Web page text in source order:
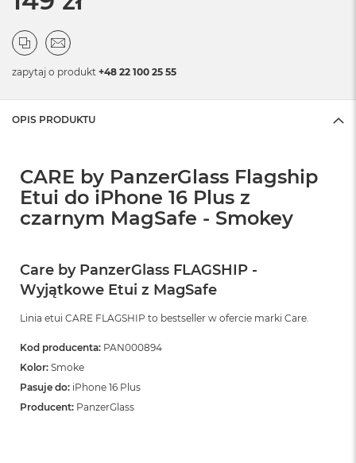
zapytaj o produkt +48 22 100 25 55
OPIS PRODUKTU
CARE by PanzerGlass Flagship
Etui do iPhone 16 Plus z
czarnym MagSafe - Smokey
Care by PanzerGlass FLAGSHIP -
Wyjątkowe Etui z MagSafe
Linia etui CARE FLAGSHIP to bestseller w ofercie marki Care.
Kod producenta: PAN000894
Kolor: Smoke
Pasuje do: iPhone 16 Plus
Producent: PanzerGlass